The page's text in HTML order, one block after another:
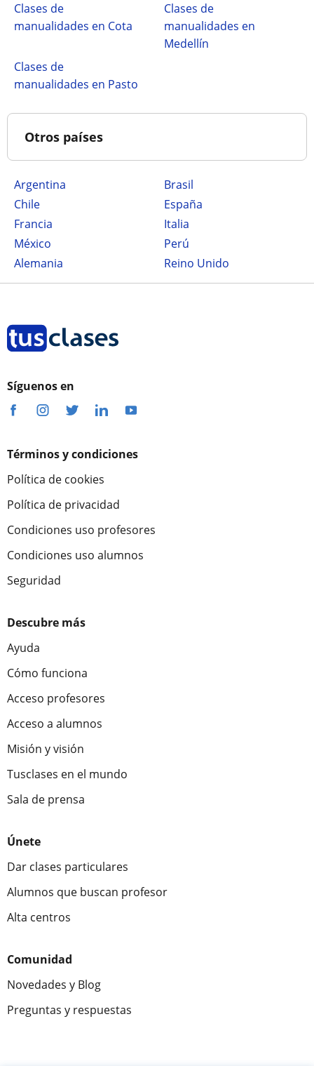
Clases de
manualidades en Cota
Clases de
manualidades en
Medellín
Clases de
manualidades en Pasto
Otros países
Argentina
Brasil
Chile
España
Francia
Italia
México
Perú
Alemania
Reino Unido
Síguenos en
Términos y condiciones
Política de cookies
Política de privacidad
Condiciones uso profesores
Condiciones uso alumnos
Seguridad
Descubre más
Ayuda
Cómo funciona
Acceso profesores
Acceso a alumnos
Misión y visión
Tusclases en el mundo
Sala de prensa
Únete
Dar clases particulares
Alumnos que buscan profesor
Alta centros
Comunidad
Novedades y Blog
Preguntas y respuestas